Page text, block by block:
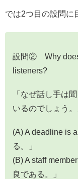
では2つ目の設問に
設問② Why does
listeners?
「なぜ話し手は
いるのでしょう。
(A) A deadline is
る。」
(B) A staff
良である。」